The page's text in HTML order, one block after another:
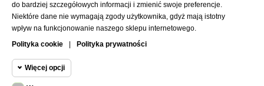
do bardziej szczegółowych informacji i zmienić swoje preferencje.
Niektóre dane nie wymagają zgody użytkownika, gdyż mają istotny
wpływ na funkcjonowanie naszego sklepu internetowego.
Polityka cookie
Polityka prywatności
Więcej opcji
© 2021SKLEP AbrysAll Rights Reserved